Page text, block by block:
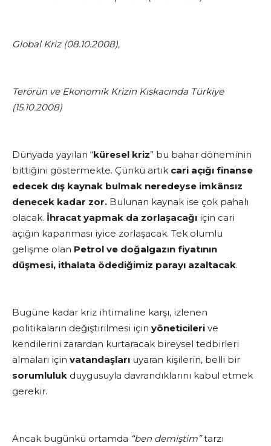
Global Kriz (08.10.2008),
Terörün ve Ekonomik Krizin Kıskacında Türkiye
(15.10.2008)
Dünyada yayılan “küresel kriz” bu bahar döneminin
bittiğini göstermekte. Çünkü artık cari açığı finanse
edecek dış kaynak bulmak neredeyse imkânsız
denecek kadar zor. Bulunan kaynak ise çok pahalı
olacak. İhracat yapmak da zorlaşacağı için cari
açığın kapanması iyice zorlaşacak. Tek olumlu
gelişme olan Petrol ve doğalgazın fiyatının
düşmesi, ithalata ödediğimiz parayı azaltacak.
Bugüne kadar kriz ihtimaline karşı, izlenen
politikaların değiştirilmesi için yöneticileri ve
kendilerini zarardan kurtaracak bireysel tedbirleri
almaları için vatandaşları uyaran kişilerin, belli bir
sorumluluk duygusuyla davrandıklarını kabul etmek
gerekir.
Ancak bugünkü ortamda “ben demiştim”tarzı